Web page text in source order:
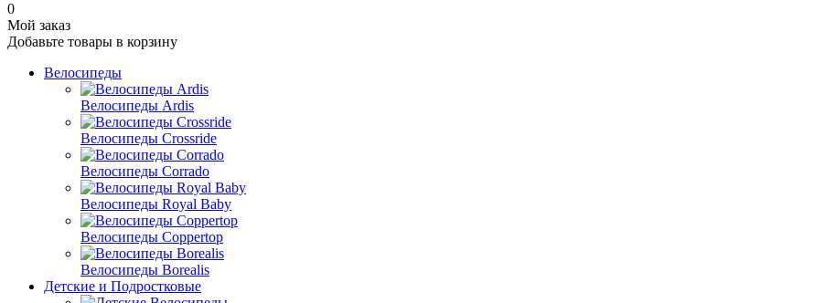
0
Мой заказ
Добавьте товары в корзину
Велосипеды
Велосипеды Ardis
Велосипеды Crossride
Велосипеды Corrado
Велосипеды Royal Baby
Велосипеды Coppertop
Велосипеды Borealis
Детские и Подростковые